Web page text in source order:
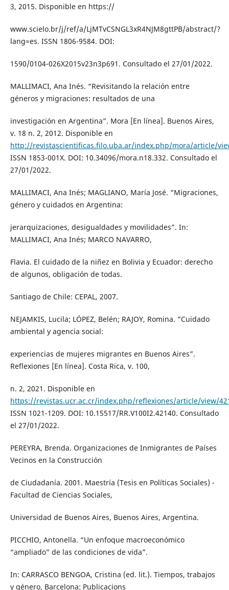
3, 2015. Disponible en https://
www.scielo.br/j/ref/a/LjMTvCSNGL3xR4NJM8gttPB/abstract/?
lang=es. ISSN 1806-9584. DOI:
1590/0104-026X2015v23n3p691. Consultado el 27/01/2022.
MALLIMACI, Ana Inés. “Revisitando la relación entre
géneros y migraciones: resultados de una
investigación en Argentina”. Mora [En línea]. Buenos Aires,
v. 18 n. 2, 2012. Disponible en
http://revistascientificas.filo.uba.ar/index.php/mora/article/
ISSN 1853-001X. DOI: 10.34096/mora.n18.332. Consultado el
27/01/2022.
MALLIMACI, Ana Inés; MAGLIANO, María José. “Migraciones,
género y cuidados en Argentina:
jerarquizaciones, desigualdades y movilidades”. In:
MALLIMACI, Ana Inés; MARCO NAVARRO,
Flavia. El cuidado de la niñez en Bolivia y Ecuador: derecho
de algunos, obligación de todas.
Santiago de Chile: CEPAL, 2007.
NEJAMKIS, Lucila; LÓPEZ, Belén; RAJOY, Romina. “Cuidado
ambiental y agencia social:
experiencias de mujeres migrantes en Buenos Aires”.
Reflexiones [En línea]. Costa Rica, v. 100,
n. 2, 2021. Disponible en
https://revistas.ucr.ac.cr/index.php/reflexiones/article/view/
ISSN 1021-1209. DOI: 10.15517/RR.V100I2.42140. Consultado
el 27/01/2022.
PEREYRA, Brenda. Organizaciones de Inmigrantes de Países
Vecinos en la Construcción
de Ciudadanía. 2001. Maestría (Tesis en Políticas Sociales) -
Facultad de Ciencias Sociales,
Universidad de Buenos Aires, Buenos Aires, Argentina.
PICCHIO, Antonella. “Un enfoque macroeconómico
“ampliado” de las condiciones de vida”.
In: CARRASCO BENGOA, Cristina (ed. lit.). Tiempos, trabajos
y género. Barcelona: Publicacions